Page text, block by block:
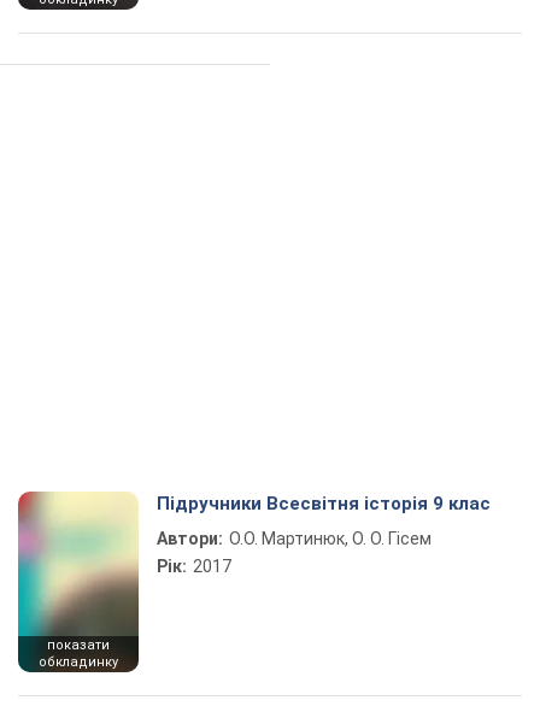
показати
обкладинку
Підручники Всесвітня історія 9 клас
Автори: О.О. Мартинюк, О. О. Гісем
Рік: 2017